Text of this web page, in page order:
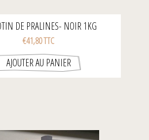
DE PRALINES- NOIR 1KG
€41,80 TTC